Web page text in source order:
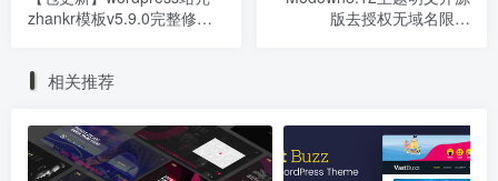
zhankr模板v5.9.0完整修复
版去授权无域名限制
相关推荐